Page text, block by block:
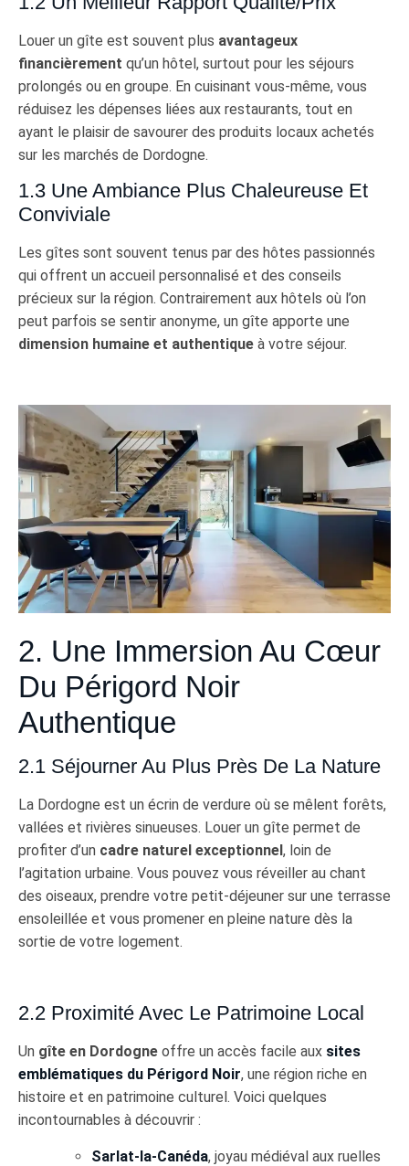
Louer un gîte est souvent plus avantageux
financièrement qu’un hôtel, surtout pour les séjours
prolongés ou en groupe. En cuisinant vous-même, vous
réduisez les dépenses liées aux restaurants, tout en
ayant le plaisir de savourer des produits locaux achetés
sur les marchés de Dordogne.
1.3 Une Ambiance Plus Chaleureuse Et
Conviviale
Les gîtes sont souvent tenus par des hôtes passionnés
qui offrent un accueil personnalisé et des conseils
précieux sur la région. Contrairement aux hôtels où l’on
peut parfois se sentir anonyme, un gîte apporte une
dimension humaine et authentique à votre séjour.
2. Une Immersion Au Cœur
Du Périgord Noir
Authentique
2.1 Séjourner Au Plus Près De La Nature
La Dordogne est un écrin de verdure où se mêlent forêts,
vallées et rivières sinueuses. Louer un gîte permet de
profiter d’un cadre naturel exceptionnel, loin de
l’agitation urbaine. Vous pouvez vous réveiller au chant
des oiseaux, prendre votre petit-déjeuner sur une terrasse
ensoleillée et vous promener en pleine nature dès la
sortie de votre logement.
2.2 Proximité Avec Le Patrimoine Local
Un gîte en Dordogne offre un accès facile aux sites
emblématiques du Périgord Noir, une région riche en
histoire et en patrimoine culturel. Voici quelques
incontournables à découvrir :
Sarlat-la-Canéda, joyau médiéval aux ruelles